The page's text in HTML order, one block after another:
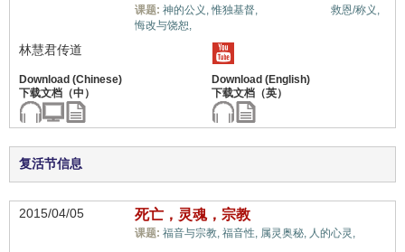
课题: 神的公义,惟独基督,
救恩/称义,
悔改与饶恕,
林慧君传道
复活节信息
2015/04/05 死亡，灵魂，宗教
课题: 福音与宗教, 福音性, 属灵奥秘, 人的心灵,